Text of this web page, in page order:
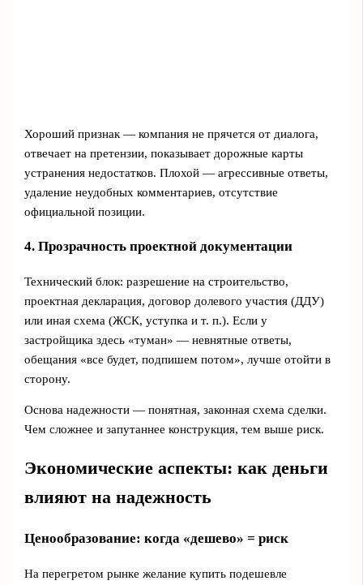
Хороший признак — компания не прячется от диалога,
отвечает на претензии, показывает дорожные карты
устранения недостатков. Плохой — агрессивные ответы,
удаление неудобных комментариев, отсутствие
официальной позиции.
4. Прозрачность проектной документации
Технический блок: разрешение на строительство,
проектная декларация, договор долевого участия (ДДУ)
или иная схема (ЖСК, уступка и т. п.). Если у
застройщика здесь «туман» — невнятные ответы,
обещания «все будет, подпишем потом», лучше отойти в
сторону.
Основа надежности — понятная, законная схема сделки.
Чем сложнее и запутаннее конструкция, тем выше риск.
Экономические аспекты: как деньги
влияют на надежность
Ценообразование: когда «дешево» = риск
На перегретом рынке желание купить подешевле